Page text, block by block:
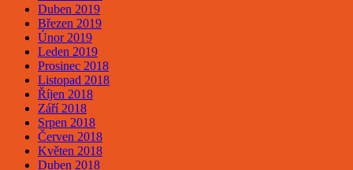
Duben 2019
Březen 2019
Únor 2019
Leden 2019
Prosinec 2018
Listopad 2018
Říjen 2018
Září 2018
Srpen 2018
Červen 2018
Květen 2018
Duben 2018